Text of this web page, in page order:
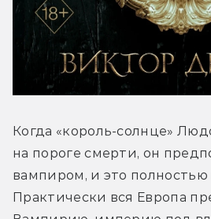
Когда «король-солнце»
на пороге смерти, он
вампиром, и это
Практически вся Европа